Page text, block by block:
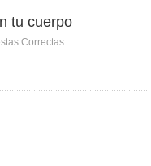
tu cuerpo
Correctas